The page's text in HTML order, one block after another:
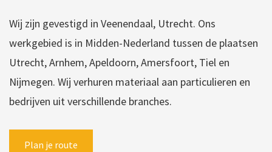
Wij zijn gevestigd in Veenendaal, Utrecht. Ons
werkgebied is in Midden-Nederland tussen de plaatsen
Utrecht, Arnhem, Apeldoorn, Amersfoort, Tiel en
Nijmegen. Wij verhuren materiaal aan particulieren en
bedrijven uit verschillende branches.
Plan je route